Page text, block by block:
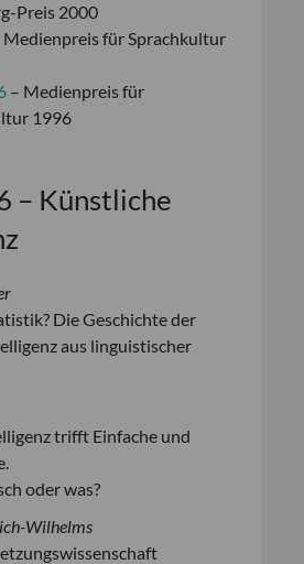
Preis 2000
Medienpreis für Sprachkultur
– Medienpreis für
1996
– Künstliche
Die Geschichte der
aus linguistischer
trifft Einfache und
oder was?
Wilhelms